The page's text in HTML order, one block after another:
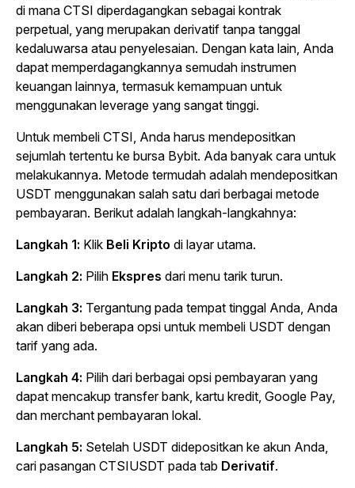
di mana CTSI diperdagangkan sebagai kontrak
perpetual, yang merupakan derivatif tanpa tanggal
kedaluwarsa atau penyelesaian. Dengan kata lain, Anda
dapat memperdagangkannya semudah instrumen
keuangan lainnya, termasuk kemampuan untuk
menggunakan leverage yang sangat tinggi.
Untuk membeli CTSI, Anda harus mendepositkan
sejumlah tertentu ke bursa Bybit. Ada banyak cara untuk
melakukannya. Metode termudah adalah mendepositkan
USDT menggunakan salah satu dari berbagai metode
pembayaran. Berikut adalah langkah-langkahnya:
Langkah 1: Klik Beli Kripto di layar utama.
Langkah 2: Pilih Ekspres dari menu tarik turun.
Langkah 3: Tergantung pada tempat tinggal Anda, Anda
akan diberi beberapa opsi untuk membeli USDT dengan
tarif yang ada.
Langkah 4: Pilih dari berbagai opsi pembayaran yang
dapat mencakup transfer bank, kartu kredit, Google Pay,
dan merchant pembayaran lokal.
Langkah 5: Setelah USDT didepositkan ke akun Anda,
cari pasangan CTSIUSDT pada tab Derivatif.